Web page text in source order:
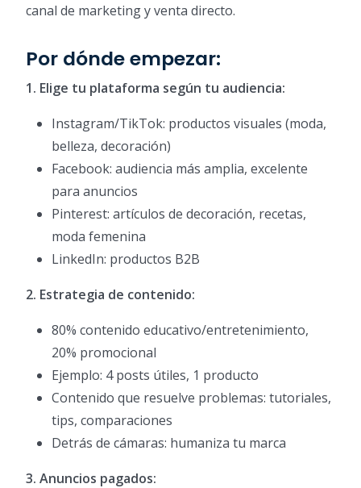
canal de marketing y venta directo.
Por dónde empezar:
1. Elige tu plataforma según tu audiencia:
Instagram/TikTok: productos visuales (moda,
belleza, decoración)
Facebook: audiencia más amplia, excelente
para anuncios
Pinterest: artículos de decoración, recetas,
moda femenina
LinkedIn: productos B2B
2. Estrategia de contenido:
80% contenido educativo/entretenimiento,
20% promocional
Ejemplo: 4 posts útiles, 1 producto
Contenido que resuelve problemas: tutoriales,
tips, comparaciones
Detrás de cámaras: humaniza tu marca
3. Anuncios pagados: